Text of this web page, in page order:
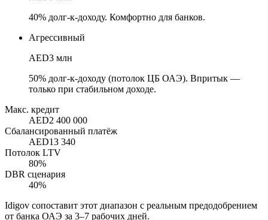
40% долг-к-доходу. Комфортно для банков.
Агрессивный
AED3 млн
50% долг-к-доходу (потолок ЦБ ОАЭ). Впритык —
только при стабильном доходе.
Макс. кредит
AED2 400 000
Сбалансированный платёж
AED13 340
Потолок LTV
80%
DBR сценария
40%
Idigov сопоставит этот диапазон с реальным предодобрением
от банка ОАЭ за 3–7 рабочих дней.